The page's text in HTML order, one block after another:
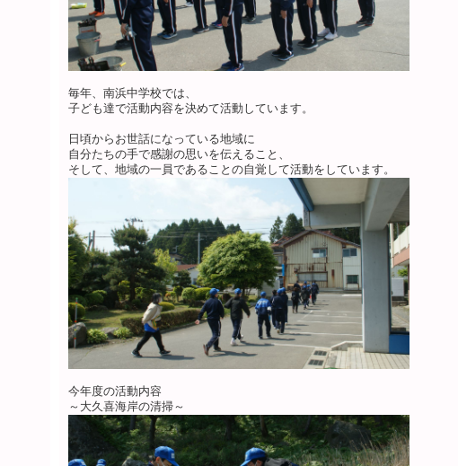
毎年、南浜中学校では、
子ども達で活動内容を決めて活動しています。
日頃からお世話になっている地域に
自分たちの手で感謝の思いを伝えること、
そして、地域の一員であることの自覚して活動をしています。
今年度の活動内容
～大久喜海岸の清掃～